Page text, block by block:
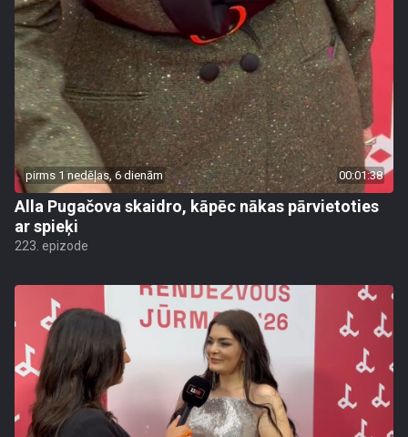
pirms 1 nedēļas, 6 dienām 00:01:38
Alla Pugačova skaidro, kāpēc nākas pārvietoties
ar spieķi
223. epizode